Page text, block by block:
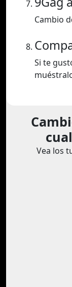
Cambio
Si te
Vea los